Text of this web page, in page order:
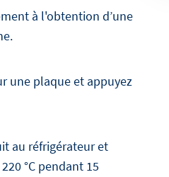
à l'obtention d’une
une plaque et appuyez
au réfrigérateur et
°C pendant 15